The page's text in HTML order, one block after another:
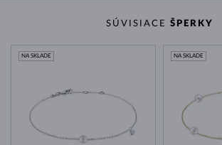
SÚVISIACE ŠPERKY
NA SKLADE NA SKLADE